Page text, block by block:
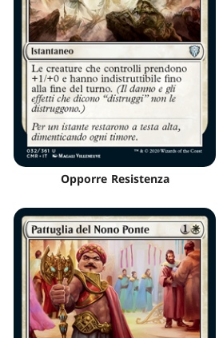
Opporre Resistenza